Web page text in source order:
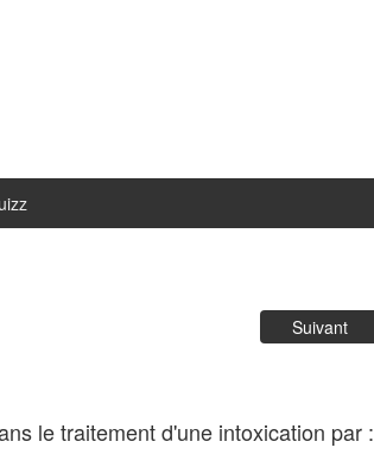
Suivant
le traitement d'une intoxication par :